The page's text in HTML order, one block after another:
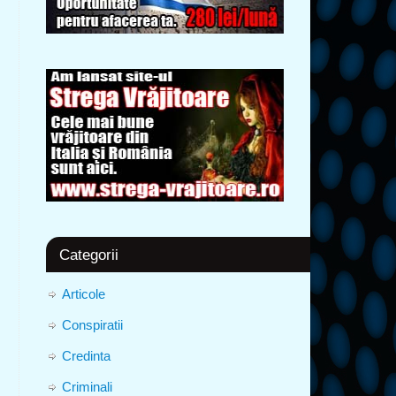
Categorii
Articole
Conspiratii
Credinta
Criminali